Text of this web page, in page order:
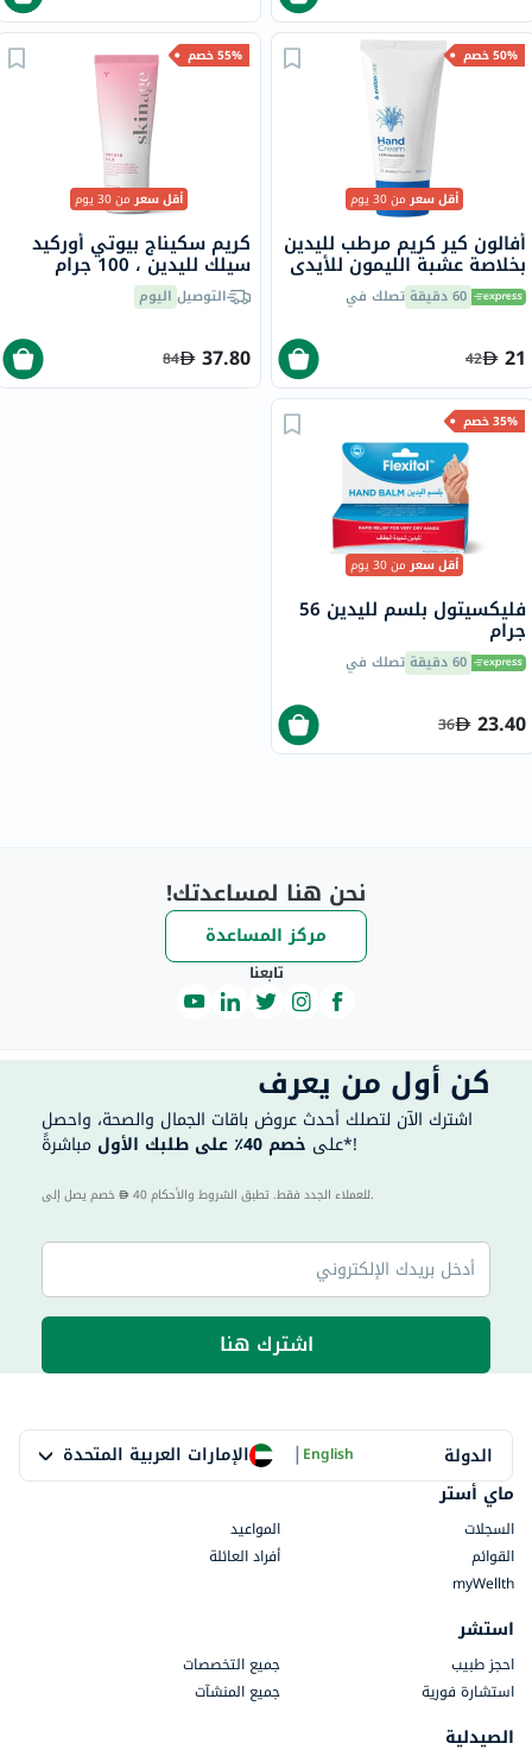
50% خصم
أقل سعرمن 30 يوم
أفالون كير كريم مرطب لليدين
بخلاصة عشبة الليمون للأيدي
الجافة 50 مل60 دقيقة تصلك في
21
42
55% خصم
أقل سعرمن 30 يوم
كريم سكيناج بيوتي أوركيد
سيلك لليدين ، 100 جرام
التوصيل اليوم
37.80
84
35% خصم
أقل سعرمن 30 يوم
فليكسيتول بلسم لليدين 56
جرام
60 دقيقة تصلك في
23.40
36
نحن هنا لمساعدتك!
مركز المساعدة
تابعنا
كن أول من يعرف
اشترك الآن لتصلك أحدث عروض باقات الجمال والصحة، واحصل
على خصم 40٪ على طلبك الأول مباشرةً*!
40 للعملاء الجدد فقط. تطبق الشروط والأحكام.
اشترك هنا
الدولة الإمارات العربية المتحدة |English
ماي أستر
السجلات
المواعيد
القوائم
أفراد العائلة
myWellth
استشر
احجز طبيب
جميع التخصصات
استشارة فورية
جميع المنشآت
الصيدلية